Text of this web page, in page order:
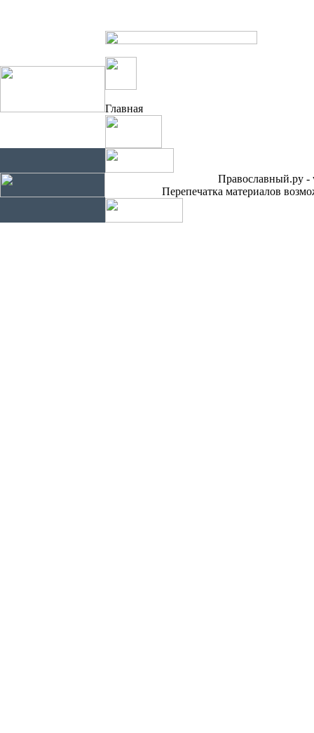
Главная
Православный.ру -
Перепечатка материалов